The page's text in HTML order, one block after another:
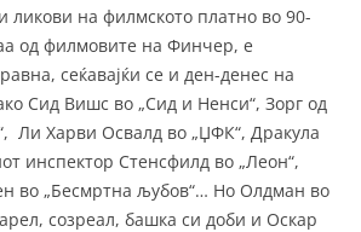
ликови на филмското платно во 90-
од филмовите на Финчер, е
сеќавајќи се и ден-денес на
Сид Вишс во „Сид и Ненси“, Зорг од
Ли Харви Освалд во „ЏФК“, Дракула
инспектор Стенсфилд во „Леон“,
во „Бесмртна љубов“… Но Олдман во
созреал, башка си доби и Оскар